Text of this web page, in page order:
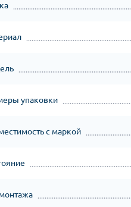
упаковки
с маркой